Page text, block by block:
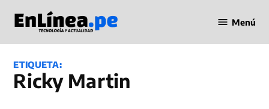
contenido
en Línea
Menú
ETIQUETA:
Ricky Martin